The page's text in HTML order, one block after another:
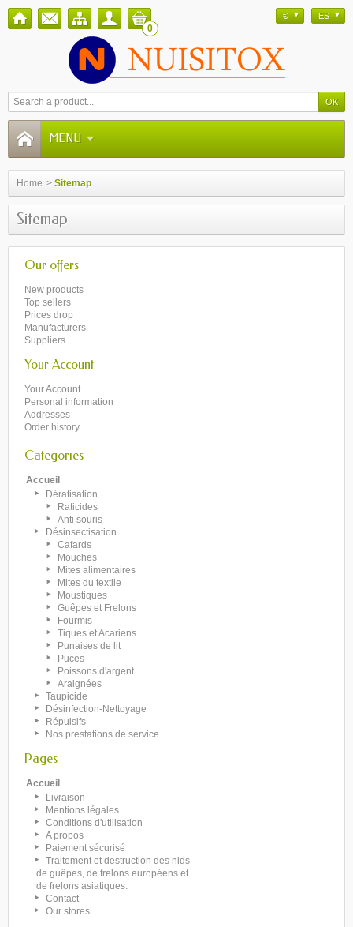
€ ES
0
MENU
Home > Sitemap
Sitemap
Our offers
New products
Top sellers
Prices drop
Manufacturers
Suppliers
Your Account
Your Account
Personal information
Addresses
Order history
Categories
Accueil
Dératisation
Raticides
Anti souris
Désinsectisation
Cafards
Mouches
Mites alimentaires
Mites du textile
Moustiques
Guêpes et Frelons
Fourmis
Tiques et Acariens
Punaises de lit
Puces
Poissons d'argent
Araignées
Taupicide
Désinfection-Nettoyage
Répulsifs
Nos prestations de service
Pages
Accueil
Livraison
Mentions légales
Conditions d'utilisation
A propos
Paiement sécurisé
Traitement et destruction des nids
de guêpes, de frelons européens et
de frelons asiatiques.
Contact
Our stores